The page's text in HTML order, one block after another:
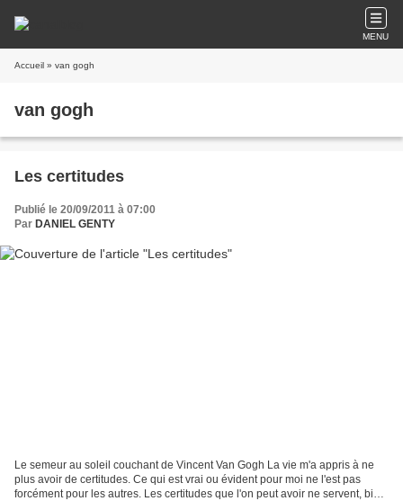
MENU
Accueil » van gogh
van gogh
Les certitudes
Publié le 20/09/2011 à 07:00
Par DANIEL GENTY
Le semeur au soleil couchant de Vincent Van Gogh La vie m'a appris à ne
plus avoir de certitudes. Ce qui est vrai ou évident pour moi ne l'est pas
forcément pour les autres. Les certitudes que l'on peut avoir ne servent, bien